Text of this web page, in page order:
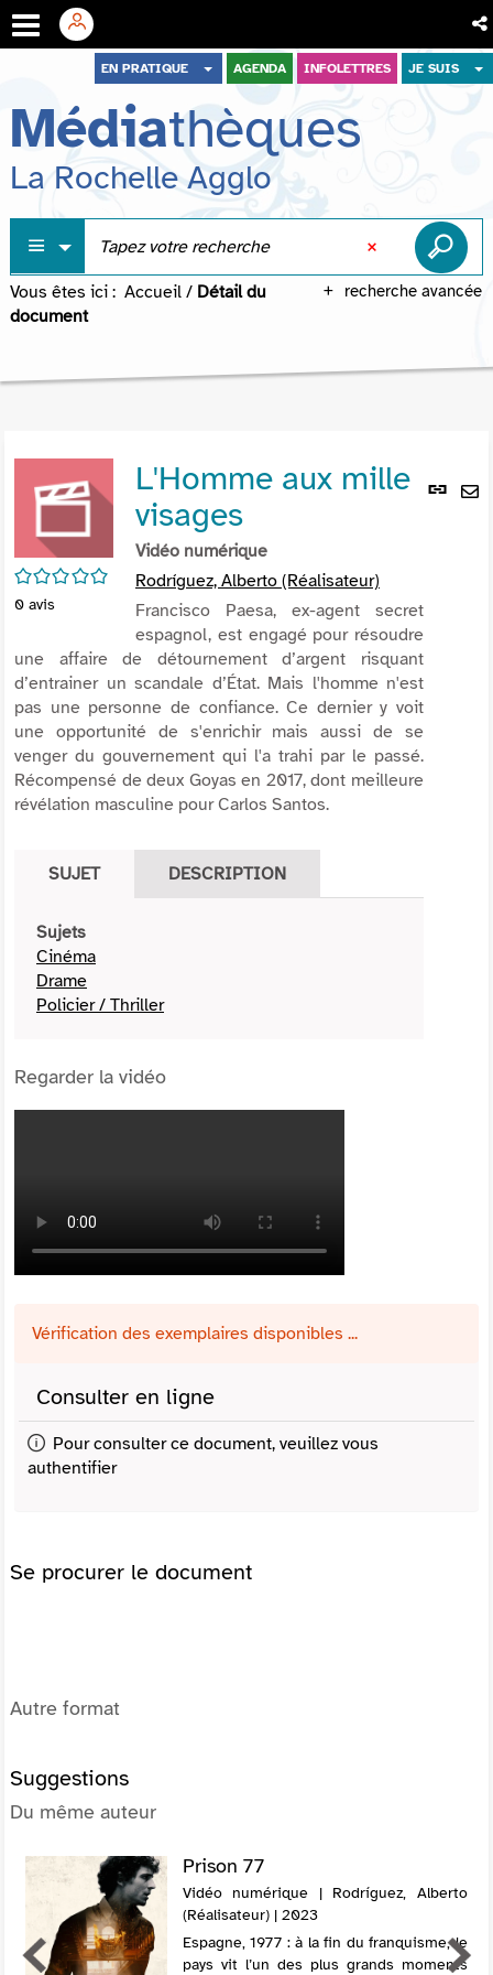
menu
contenu
recherche
EN PRATIQUE AGENDA INFOLETTRES JE SUIS
Médiathèques
La Rochelle Agglo
recherche avancée
Vous êtes ici : Accueil / Détail du
document
Lien
/5
0 avis
L'Homme aux mille
visages
Vidéo numérique
Rodríguez, Alberto (Réalisateur)
Francisco Paesa, ex-agent secret
espagnol, est engagé pour résoudre
une affaire de détournement d’argent risquant
d’entrainer un scandale d’État. Mais l'homme n'est
pas une personne de confiance. Ce dernier y voit
une opportunité de s'enrichir mais aussi de se
venger du gouvernement qui l'a trahi par le passé.
Récompensé de deux Goyas en 2017, dont meilleure
révélation masculine pour Carlos Santos.
SUJET DESCRIPTION
Sujets
Cinéma
Drame
Policier / Thriller
Regarder la vidéo
Vérification des exemplaires disponibles ...
Consulter en ligne
Pour consulter ce document, veuillez vous
authentifier
Se procurer le document
Autre format
Suggestions
Du même auteur
Prison 77
Vidéo numérique | Rodríguez, Alberto
(Réalisateur) | 2023
Espagne, 1977 : à la fin du franquisme, le
pays vit l’un des plus grands moments